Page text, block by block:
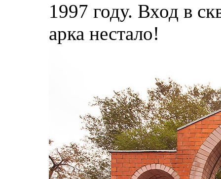
1997 году. Вход в
арка нестало!